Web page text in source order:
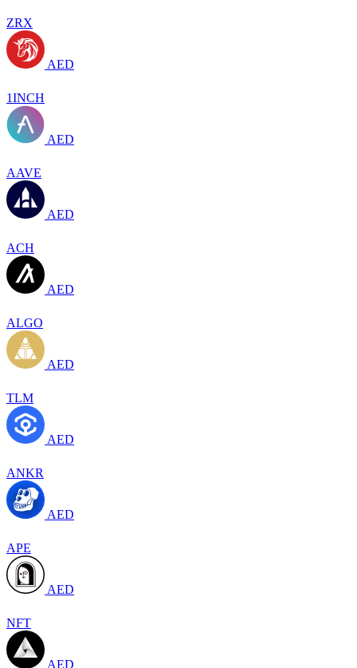
ZRX
AED
1INCH
AED
AAVE
AED
ACH
AED
ALGO
AED
TLM
AED
ANKR
AED
APE
AED
NFT
AED